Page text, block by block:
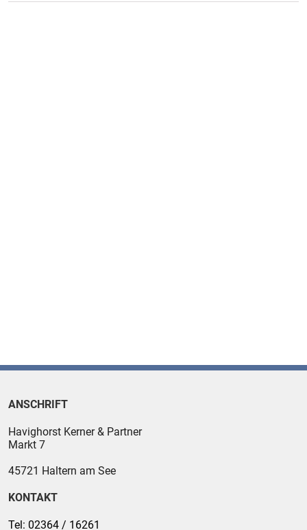
ANSCHRIFT
Havighorst Kerner & Partner
Markt 7
45721 Haltern am See
KONTAKT
Tel: 02364 / 16261